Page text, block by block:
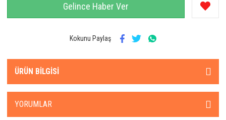
Gelince Haber Ver
Kokunu Paylaş
ÜRÜN BILGISI
YORUMLAR